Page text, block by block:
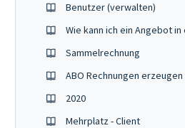
Benutzer (verwalten)
Sammelrechnung
ABO Rechnungen erzeugen
2020
Mehrplatz - Client